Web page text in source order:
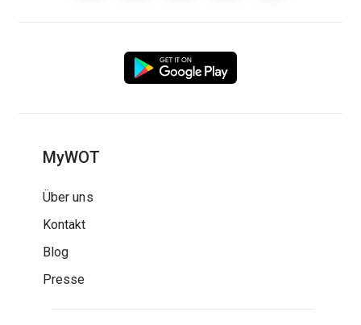
MyWOT
Über uns
Kontakt
Blog
Presse